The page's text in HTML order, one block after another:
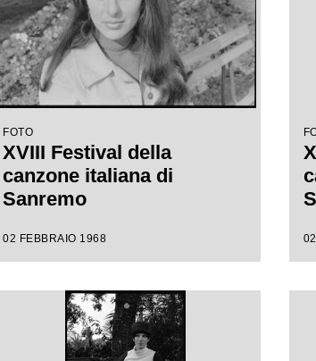
FOTO
XVIII Festival della
canzone italiana di
Sanremo
02 FEBBRAIO 1968